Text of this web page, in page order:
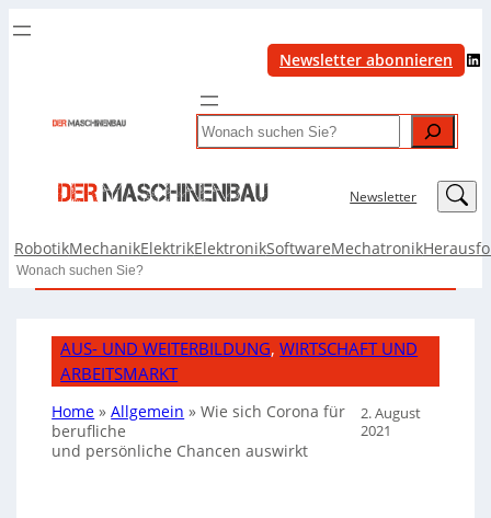
Newsletter abonnieren LinkedIn
Search
Newsletter LinkedIn
RobotikMechanikElektrikElektronikSoftwareMechatronik
Search
AUS- UND WEITERBILDUNG, WIRTSCHAFT UND
ARBEITSMARKT
Home »Allgemein »Wie sich Corona für
berufliche
und persönliche Chancen auswirkt
2. August
2021